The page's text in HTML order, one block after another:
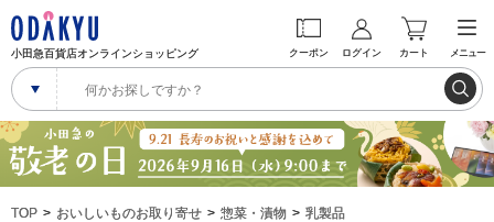
小田急百貨店オンラインショッピング クーポン ログイン カート メニュー
TOP おいしいものお取り寄せ 惣菜・漬物
乳製品